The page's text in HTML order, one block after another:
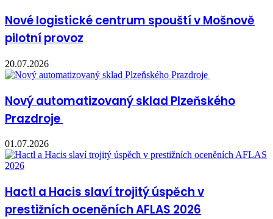
Nové logistické centrum spouští v Mošnově
pilotní provoz
20.07.2026
Nový automatizovaný sklad Plzeňského
Prazdroje
01.07.2026
Hactl a Hacis slaví trojitý úspěch v
prestižních oceněních AFLAS 2026